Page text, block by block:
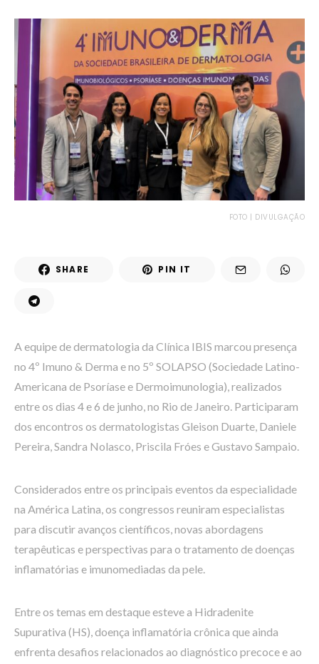
FOTO | DIVULGAÇÃO
SHARE PIN IT
A equipe de dermatologia da Clínica IBIS marcou presença
no 4º Imuno & Derma e no 5º SOLAPSO (Sociedade Latino-
Americana de Psoríase e Dermoimunologia), realizados
entre os dias 4 e 6 de junho, no Rio de Janeiro. Participaram
dos encontros os dermatologistas Gleison Duarte, Daniele
Pereira, Sandra Nolasco, Priscila Fróes e Gustavo Sampaio.
Considerados entre os principais eventos da especialidade
na América Latina, os congressos reuniram especialistas
para discutir avanços científicos, novas abordagens
terapêuticas e perspectivas para o tratamento de doenças
inflamatórias e imunomediadas da pele.
Entre os temas em destaque esteve a Hidradenite
Supurativa (HS), doença inflamatória crônica que ainda
enfrenta desafios relacionados ao diagnóstico precoce e ao